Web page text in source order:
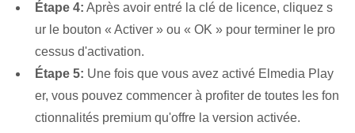
Étape 4: Après avoir entré la clé de licence, cliquez s
ur le bouton « Activer » ou « OK » pour terminer le pro
cessus d'activation.
Étape 5: Une fois que vous avez activé Elmedia Play
er, vous pouvez commencer à profiter de toutes les fon
ctionnalités premium qu'offre la version activée.